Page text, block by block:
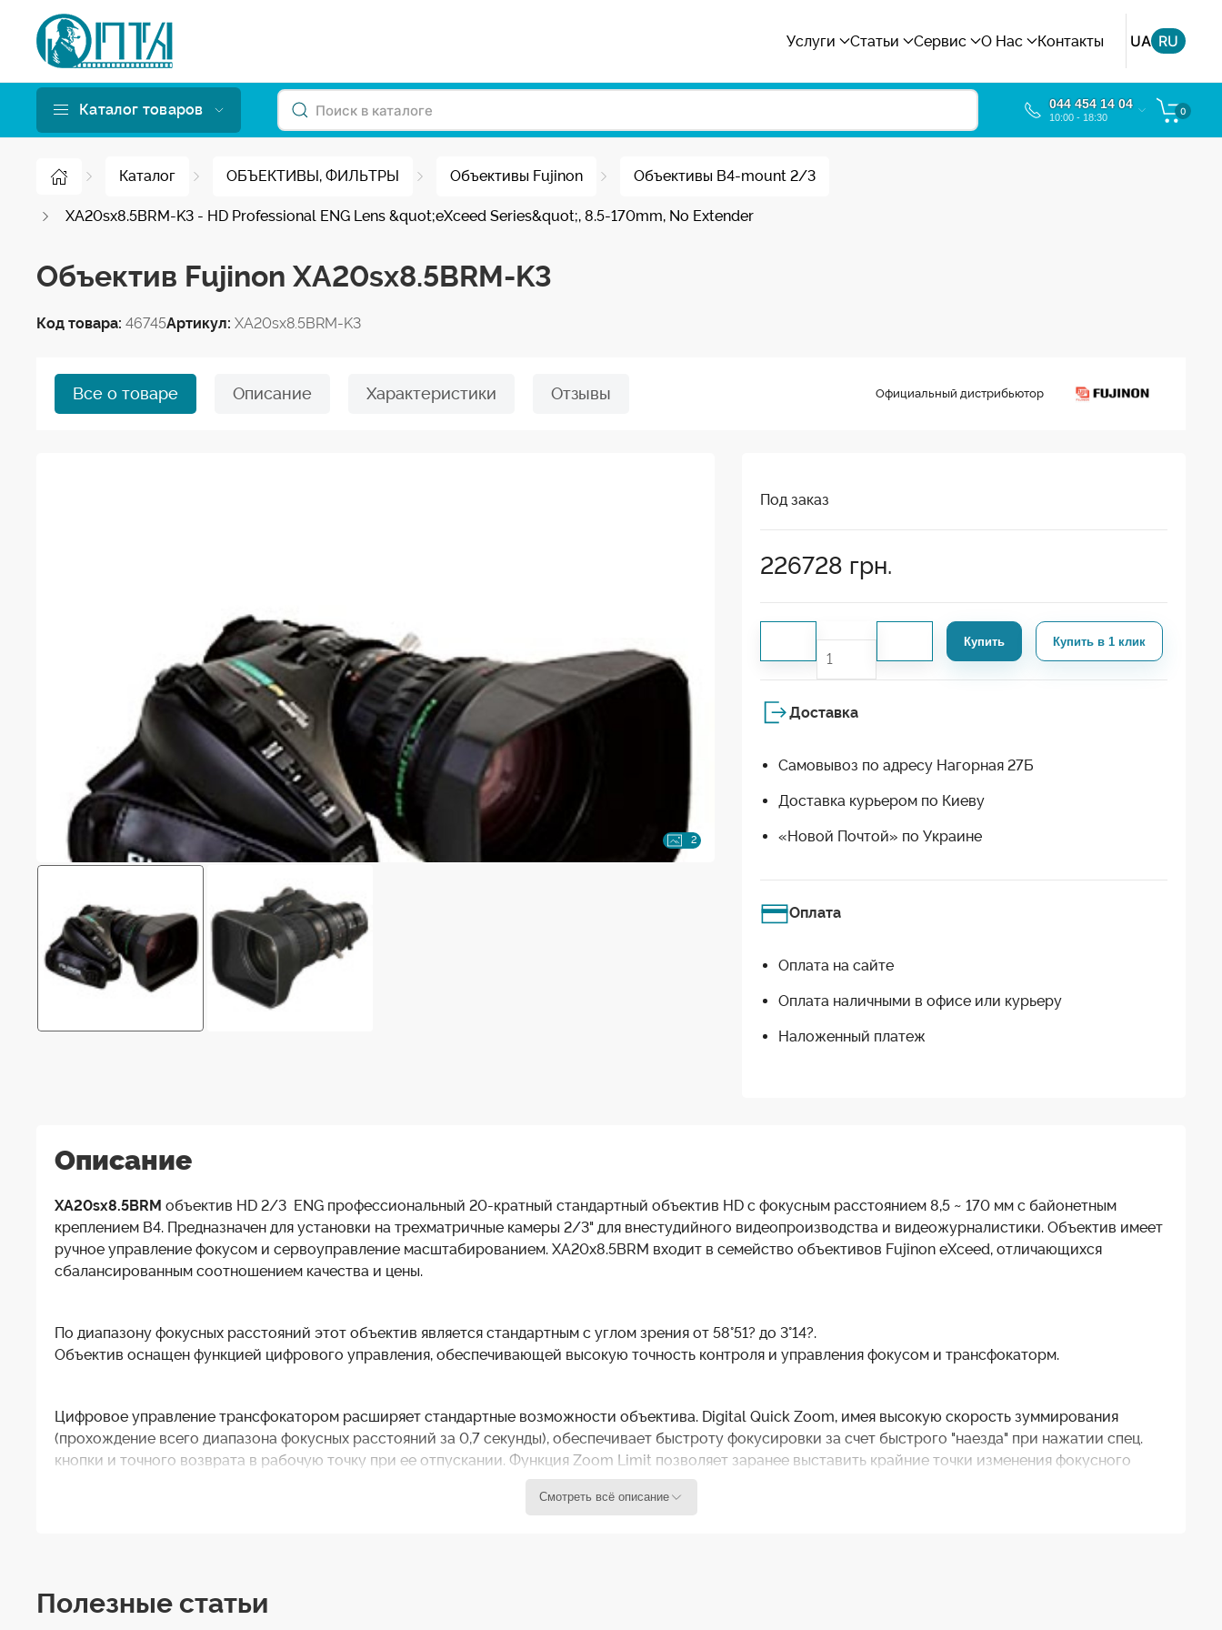
Услуги Статьи Сервис О Нас Контакты UA RU
Каталог товаров 044 454 14 04
10:00 - 18:30
0
Каталог ОБЪЕКТИВЫ, ФИЛЬТРЫ Объективы Fujinon Объективы B4-mount 2/3
XA20sx8.5BRM-K3 - HD Professional ENG Lens &quot;eXceed Series&quot;, 8.5-170mm, No Extender
Объектив Fujinon XA20sx8.5BRM-K3
Код товара: 46745Артикул: XA20sx8.5BRM-K3
Все о товаре Описание Характеристики Отзывы Официальный дистрибьютор
2
Под заказ
226728 грн.
Купить Купить в 1 клик
Доставка
Самовывоз по адресу Нагорная 27Б
Доставка курьером по Киеву
«Новой Почтой» по Украине
Оплата
Оплата на сайте
Оплата наличными в офисе или курьеру
Наложенный платеж
Описание
XA20sx8.5BRM объектив HD 2/3 ENG профессиональный 20-кратный стандартный объектив HD с фокусным расстоянием 8,5 ~ 170 мм с байонетным
креплением B4. Предназначен для установки на трехматричные камеры 2/3" для внестудийного видеопроизводства и видеожурналистики. Объектив имеет
ручное управление фокусом и сервоуправление масштабированием. XA20x8.5BRM входит в семейство объективов Fujinon eXceed, отличающихся
сбалансированным соотношением качества и цены.
По диапазону фокусных расстояний этот объектив является стандартным с углом зрения от 58°51? до 3°14?.
Объектив оснащен функцией цифрового управления, обеспечивающей высокую точность контроля и управления фокусом и трансфокаторм.
Цифровое управление трансфокатором расширяет стандартные возможности объектива. Digital Quick Zoom, имея высокую скорость зуммирования
(прохождение всего диапазона фокусных расстояний за 0,7 секунды), обеспечивает быстроту фокусировки за счет быстрого "наезда" при нажатии спец.
кнопки и точного возврата в рабочую точку при ее отпускании. Функция Zoom Limit позволяет заранее выставить крайние точки изменения фокусного
XA20Sx8.5BRM, благодаря высокому качеству изображения, HD разрешению, большой кратности трансфокатора и цифровым функциям управления при
Кратность изменения фокусного расстояния:............. 20x
Смотреть всё описание
Полезные статьи